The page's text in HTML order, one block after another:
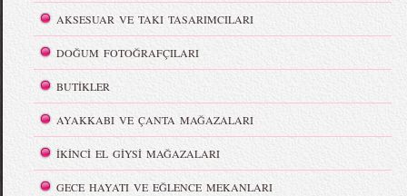
AKSESUAR VE TAKI TASARIMCILARI
DOĞUM FOTOĞRAFÇILARI
BUTİKLER
AYAKKABI VE ÇANTA MAĞAZALARI
İKİNCİ EL GİYSİ MAĞAZALARI
GECE HAYATI VE EĞLENCE MEKANLARI